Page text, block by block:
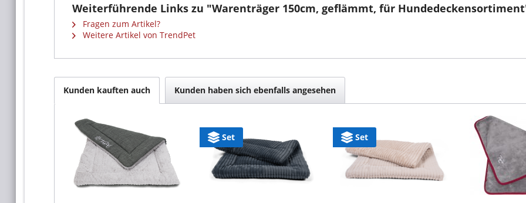
Weiterführende Links zu "Warenträger 150cm, geflämmt, für
Fragen zum Artikel?
Weitere Artikel von TrendPet
Kunden kauften auch Kunden haben sich ebenfalls angesehen
Set Set